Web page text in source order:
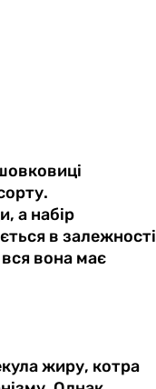
а набір
в залежності
вона має
жиру, котра